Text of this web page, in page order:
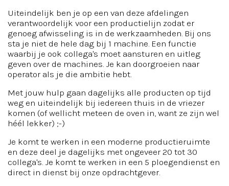
Uiteindelijk ben je op een van deze afdelingen
verantwoordelijk voor een productielijn zodat er
genoeg afwisseling is in de werkzaamheden. Bij ons
sta je niet de hele dag bij 1 machine. Een functie
waarbij je ook collega's moet aansturen en uitleg
geven over de machines. Je kan doorgroeien naar
operator als je die ambitie hebt.
Met jouw hulp gaan dagelijks alle producten op tijd
weg en uiteindelijk bij iedereen thuis in de vriezer
komen (of wellicht meteen de oven in, want ze zijn wel
héél lekker) ;-)
Je komt te werken in een moderne productieruimte
en deze deel je dagelijks met ongeveer 20 tot 30
collega's. Je komt te werken in een 5 ploegendienst en
direct in dienst bij onze opdrachtgever.